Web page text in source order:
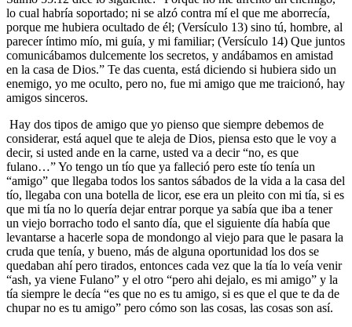
lo cual habría soportado; ni se alzó contra mí el que me aborrecía,
porque me hubiera ocultado de él; (Versículo 13) sino tú, hombre, al
parecer íntimo mío, mi guía, y mi familiar; (Versículo 14) Que juntos
comunicábamos dulcemente los secretos, y andábamos en amistad
en la casa de Dios.” Te das cuenta, está diciendo si hubiera sido un
enemigo, yo me oculto, pero no, fue mi amigo que me traicionó, hay
amigos sinceros.
Hay dos tipos de amigo que yo pienso que siempre debemos de
considerar, está aquel que te aleja de Dios, piensa esto que le voy a
decir, si usted ande en la carne, usted va a decir “no, es que
fulano…” Yo tengo un tío que ya falleció pero este tío tenía un
“amigo” que llegaba todos los santos sábados de la vida a la casa del
tío, llegaba con una botella de licor, ese era un pleito con mi tía, si es
que mi tía no lo quería dejar entrar porque ya sabía que iba a tener
un viejo borracho todo el santo día, que el siguiente día había que
levantarse a hacerle sopa de mondongo al viejo para que le pasara la
cruda que tenía, y bueno, más de alguna oportunidad los dos se
quedaban ahí pero tirados, entonces cada vez que la tía lo veía venir
“ash, ya viene Fulano” y el otro “pero ahi dejalo, es mi amigo” y la
tía siempre le decía “es que no es tu amigo, si es que el que te da de
chupar no es tu amigo” pero cómo son las cosas, las cosas son así.